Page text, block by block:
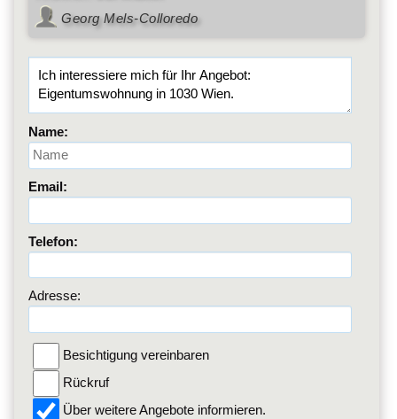
Georg Mels-Colloredo
Name:
Email:
Telefon:
Adresse:
Besichtigung vereinbaren
Rückruf
Über weitere Angebote informieren.